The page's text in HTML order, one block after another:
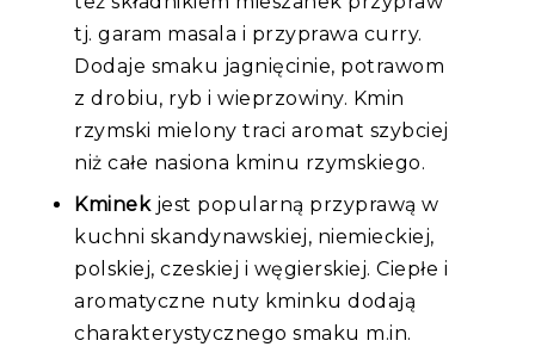
tj. garam masala i przyprawa curry.
Dodaje smaku jagnięcinie, potrawom
z drobiu, ryb i wieprzowiny. Kmin
rzymski mielony traci aromat szybciej
niż całe nasiona kminu rzymskiego.
Kminekjest popularną przyprawą w
kuchni skandynawskiej, niemieckiej,
polskiej, czeskiej i węgierskiej. Ciepłe i
aromatyczne nuty kminku dodają
charakterystycznego smaku m.in.